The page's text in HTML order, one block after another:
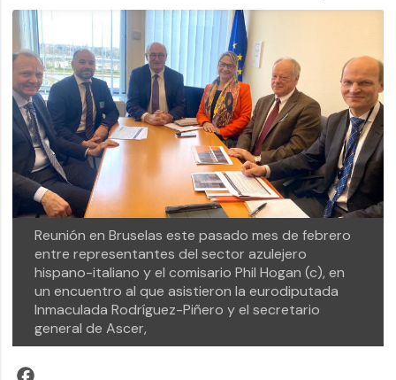
Reunión en Bruselas este pasado mes de febrero
entre representantes del sector azulejero
hispano-italiano y el comisario Phil Hogan (c), en
un encuentro al que asistieron la eurodiputada
Inmaculada Rodríguez-Piñero y el secretario
general de Ascer,